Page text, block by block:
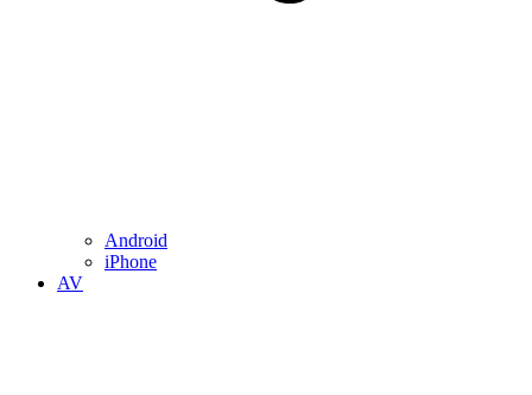
Android
iPhone
AV